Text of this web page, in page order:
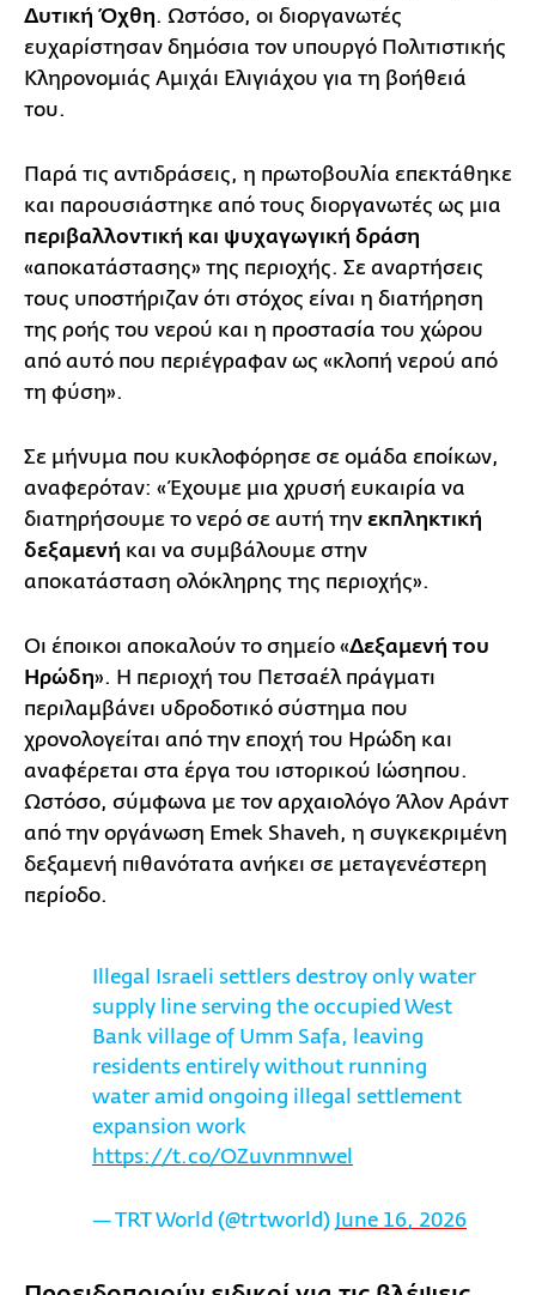
Δυτική Όχθη. Ωστόσο, οι διοργανωτές
ευχαρίστησαν δημόσια τον υπουργό Πολιτιστικής
Κληρονομιάς Αμιχάι Ελιγιάχου για τη βοήθειά
του.
Παρά τις αντιδράσεις, η πρωτοβουλία επεκτάθηκε
και παρουσιάστηκε από τους διοργανωτές ως μια
περιβαλλοντική και ψυχαγωγική δράση
«αποκατάστασης» της περιοχής. Σε αναρτήσεις
τους υποστήριζαν ότι στόχος είναι η διατήρηση
της ροής του νερού και η προστασία του χώρου
από αυτό που περιέγραφαν ως «κλοπή νερού από
τη φύση».
Σε μήνυμα που κυκλοφόρησε σε ομάδα εποίκων,
αναφερόταν: «Έχουμε μια χρυσή ευκαιρία να
διατηρήσουμε το νερό σε αυτή την εκπληκτική
δεξαμενή και να συμβάλουμε στην
αποκατάσταση ολόκληρης της περιοχής».
Οι έποικοι αποκαλούν το σημείο «Δεξαμενή του
Ηρώδη». Η περιοχή του Πετσαέλ πράγματι
περιλαμβάνει υδροδοτικό σύστημα που
χρονολογείται από την εποχή του Ηρώδη και
αναφέρεται στα έργα του ιστορικού Ιώσηπου.
Ωστόσο, σύμφωνα με τον αρχαιολόγο Άλον Αράντ
από την οργάνωση Emek Shaveh, η συγκεκριμένη
δεξαμενή πιθανότατα ανήκει σε μεταγενέστερη
περίοδο.
Illegal Israeli settlers destroy only water
supply line serving the occupied West
Bank village of Umm Safa, leaving
residents entirely without running
water amid ongoing illegal settlement
expansion work
https://t.co/OZuvnmnwel
— TRT World (@trtworld) June 16, 2026